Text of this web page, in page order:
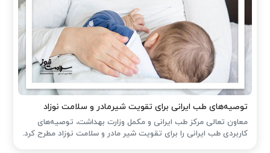
توصیه‌های طب ایرانی برای تقویت شیرمادر و سلامت نوزاد
معاون تعالی مرکز طب ایرانی و مکمل وزارت بهداشت، توصیه‌های
کاربردی طب ایرانی را برای تقویت شیر مادر و سلامت نوزاد مطرح کرد.